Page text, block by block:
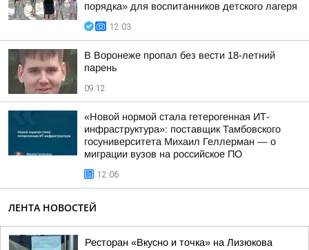
порядка» для воспитанников детского лагеря
12:03
В Воронеже пропал без вести 18-летний
парень
09:12
«Новой нормой стала гетерогенная ИТ-
инфраструктура»: поставщик Тамбовского
госуниверситета Михаил Геллерман — о
миграции вузов на российское ПО
12:06
ЛЕНТА НОВОСТЕЙ
Ресторан «Вкусно и точка» на Лизюкова